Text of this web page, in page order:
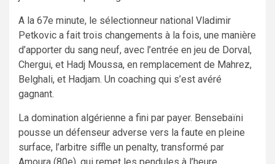
A la 67e minute, le sélectionneur national Vladimir
Petkovic a fait trois changements à la fois, une manière
d’apporter du sang neuf, avec l’entrée en jeu de Dorval,
Chergui, et Hadj Moussa, en remplacement de Mahrez,
Belghali, et Hadjam. Un coaching qui s’est avéré
gagnant.
La domination algérienne a fini par payer. Bensebaïni
pousse un défenseur adverse vers la faute en pleine
surface, l’arbitre siffle un penalty, transformé par